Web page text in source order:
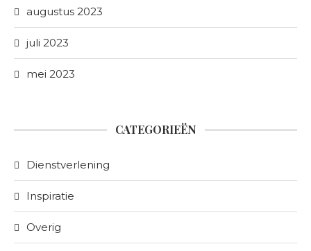
augustus 2023
juli 2023
mei 2023
CATEGORIEËN
Dienstverlening
Inspiratie
Overig